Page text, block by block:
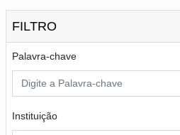
FILTRO
Palavra-chave
Instituição